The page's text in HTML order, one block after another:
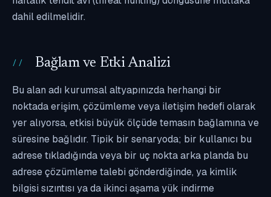
dahil edilmelidir.
Bağlam ve Etki Analizi
Bu alan adı kurumsal altyapınızda herhangi bir
noktada erişim, çözümleme veya iletişim hedefi olarak
yer alıyorsa, etkisi büyük ölçüde temasın bağlamına ve
süresine bağlıdır. Tipik bir senaryoda; bir kullanıcı bu
adrese tıkladığında veya bir uç nokta arka planda bu
adrese çözümleme talebi gönderdiğinde, ya kimlik
bilgisi sızıntısı ya da ikinci aşama yük indirme